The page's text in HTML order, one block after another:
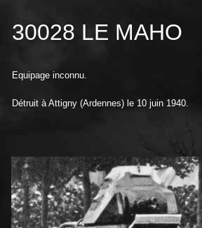
30028 LE MAHO
Equipage inconnu.
Détruit à Attigny (Ardennes) le 10 juin 1940.